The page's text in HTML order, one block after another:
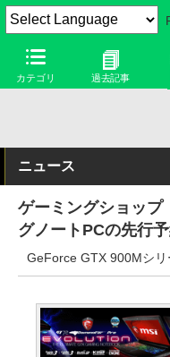
カテゴリ 過去記事
ニュース
ゲーミングショッ
グノートPCの先行
GeForce GTX 900Mシ